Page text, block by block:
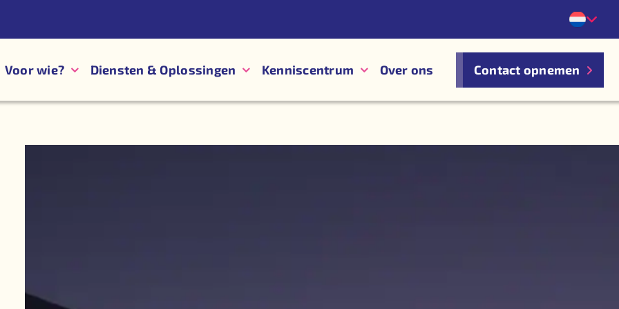
Voor wie? Diensten & Oplossingen Kenniscentrum Over ons Contact opnemen